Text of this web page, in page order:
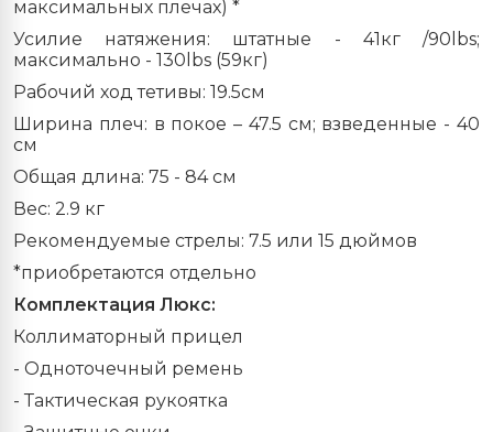
максимальных плечах) *
Усилие натяжения: штатные - 41кг /90lbs;
максимально - 130lbs (59кг)
Рабочий ход тетивы: 19.5см
Ширина плеч: в покое – 47.5 см; взведенные - 40
см
Общая длина: 75 - 84 см
Вес: 2.9 кг
Рекомендуемые стрелы: 7.5 или 15 дюймов
*приобретаются отдельно
Комплектация Люкс:
Коллиматорный прицел
- Одноточечный ремень
- Тактическая рукоятка